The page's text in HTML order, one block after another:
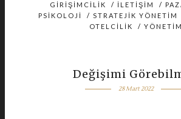
GIRIŞIMCILIK / İLETIŞIM /
PSIKOLOJI
/ STRATEJIK YÖNETIM
OTELCILIK
/ YÖNETIM
Değişimi
28 Mart 2022